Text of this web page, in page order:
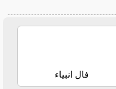
فال انبیاء